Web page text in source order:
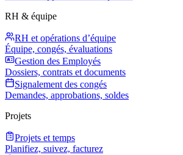
RH & équipe
RH et opérations d’équipe
Équipe, congés, évaluations
Gestion des Employés
Dossiers, contrats et documents
Signalement des congés
Demandes, approbations, soldes
Projets
Projets et temps
Planifiez, suivez, facturez